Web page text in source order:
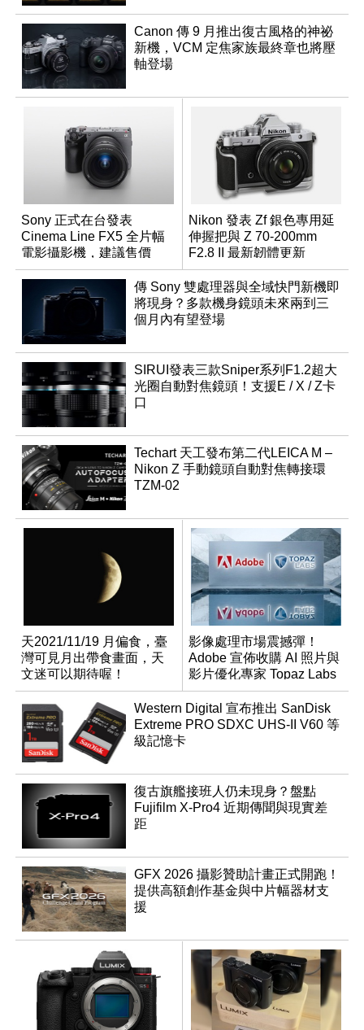
Canon 傳 9 月推出復古風格的神祕
新機，VCM 定焦家族最終章也將壓
軸登場
Sony 正式在台發表
Cinema Line FX5 全片幅
電影攝影機，建議售價
NT$144,980
Nikon 發表 Zf 銀色專用延
伸握把與 Z 70-200mm
F2.8 II 最新韌體更新
傳 Sony 雙處理器與全域快門新機即
將現身？多款機身鏡頭未來兩到三
個月內有望登場
SIRUI發表三款Sniper系列F1.2超大
光圈自動對焦鏡頭！支援E / X / Z卡
口
Techart 天工發布第二代LEICA M –
Nikon Z 手動鏡頭自動對焦轉接環
TZM-02
天2021/11/19 月偏食，臺
灣可見月出帶食畫面，天
文迷可以期待喔！
影像處理市場震撼彈！
Adobe 宣佈收購 AI 照片與
影片優化專家 Topaz Labs
Western Digital 宣布推出 SanDisk
Extreme PRO SDXC UHS-II V60 等
級記憶卡
復古旗艦接班人仍未現身？盤點
Fujifilm X-Pro4 近期傳聞與現實差
距
GFX 2026 攝影贊助計畫正式開跑！
提供高額創作基金與中片幅器材支
援